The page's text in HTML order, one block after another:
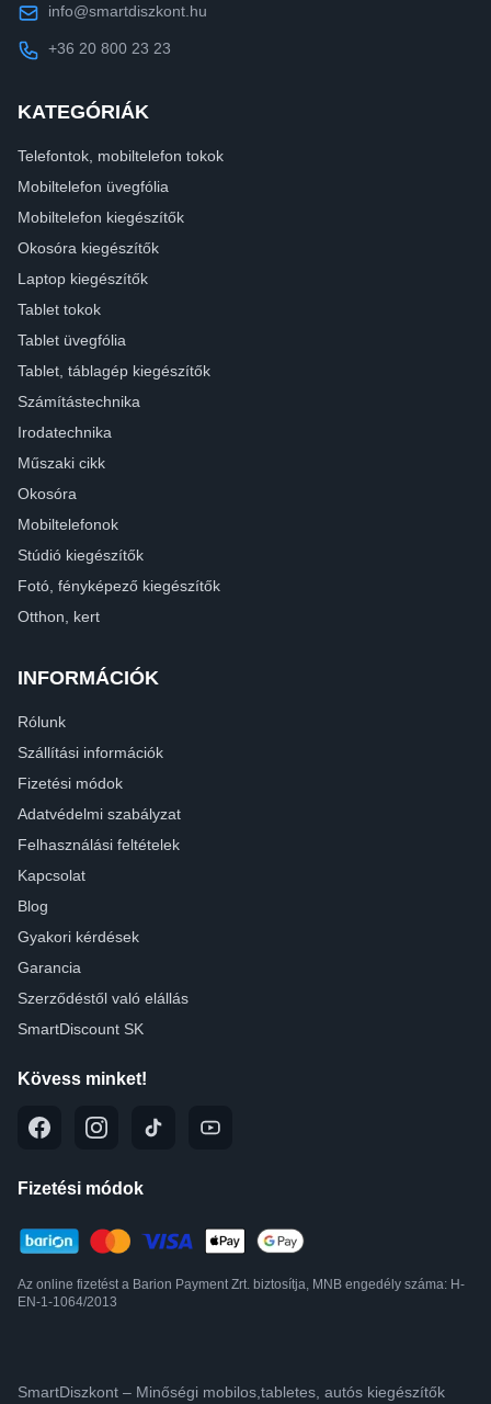
info@smartdiszkont.hu
+36 20 800 23 23
KATEGÓRIÁK
Telefontok, mobiltelefon tokok
Mobiltelefon üvegfólia
Mobiltelefon kiegészítők
Okosóra kiegészítők
Laptop kiegészítők
Tablet tokok
Tablet üvegfólia
Tablet, táblagép kiegészítők
Számítástechnika
Irodatechnika
Műszaki cikk
Okosóra
Mobiltelefonok
Stúdió kiegészítők
Fotó, fényképező kiegészítők
Otthon, kert
INFORMÁCIÓK
Rólunk
Szállítási információk
Fizetési módok
Adatvédelmi szabályzat
Felhasználási feltételek
Kapcsolat
Blog
Gyakori kérdések
Garancia
Szerződéstől való elállás
SmartDiscount SK
Kövess minket!
Fizetési módok
Az online fizetést a Barion Payment Zrt. biztosítja, MNB engedély száma: H-
EN-1-1064/2013
SmartDiszkont – Minőségi mobilos,tabletes, autós kiegészítők